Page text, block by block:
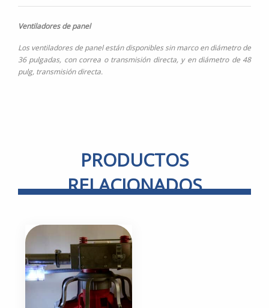
Ventiladores de panel
Los ventiladores de panel están disponibles sin marco en diámetro de
36 pulgadas, con correa o transmisión directa, y en diámetro de 48
pulg, transmisión directa.
PRODUCTOS
RELACIONADOS